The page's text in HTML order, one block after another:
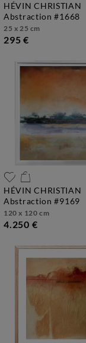
HÉVIN CHRISTIAN
abstraction #1668
25 x 25 cm
295 €
HÉVIN CHRISTIAN
abstraction #9169
120 x 120 cm
4.250 €